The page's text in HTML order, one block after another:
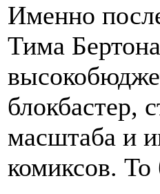
Именно
Тима
блокбастер,
масштаба и
комиксов.